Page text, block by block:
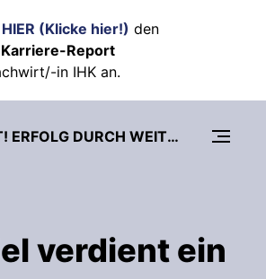
HIER (Klicke hier!) den
Report
in IHK an.
ROCK IT! ERFOLG DURCH WEITERBILDUNG. DER GRIPSCOACH PODCAST.
verdient ein